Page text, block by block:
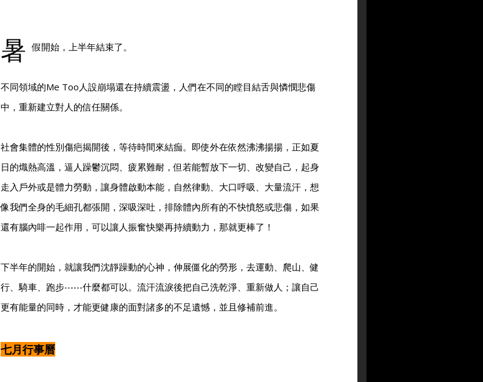
暑 假開始，上半年結束了。
不同領域的Me Too人設崩塌還在持續震盪，人們在不同的瞠目結舌與憐憫悲傷
中，重新建立對人的信任關係。
社會集體的性別傷疤揭開後，等待時間來結痂。即使外在依然沸沸揚揚，正如夏
日的熾熱高溫，逼人躁鬱沉悶、疲累難耐，但若能暫放下一切、改變自己，起身
走入戶外或是體力勞動，讓身體啟動本能，自然律動、大口呼吸、大量流汗，想
像我們全身的毛細孔都張開，深吸深吐，排除體內所有的不快憤怒或悲傷，如果
還有腦內啡一起作用，可以讓人振奮快樂再持續動力，那就更棒了！
下半年的開始，就讓我們沈靜躁動的心神，伸展僵化的勞形，去運動、爬山、健
行、騎車、跑步⋯⋯什麼都可以。流汗流淚後把自己洗乾淨、重新做人；讓自己
更有能量的同時，才能更健康的面對諸多的不足遺憾，並且修補前進。
七月行事曆